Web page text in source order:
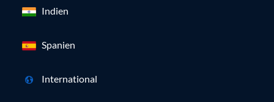
Indien
Spanien
International